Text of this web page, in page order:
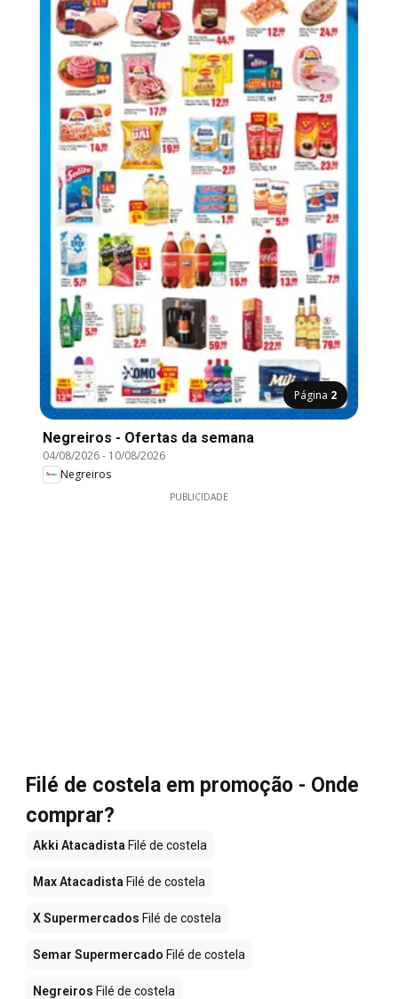
Página 2
Negreiros - Ofertas da semana
04/08/2026- 10/08/2026
Negreiros
PUBLICIDADE
Filé de costela em promoção - Onde
comprar?
Akki Atacadista Filé de costela
Max Atacadista Filé de costela
X Supermercados Filé de costela
Semar Supermercado Filé de costela
Negreiros Filé de costela